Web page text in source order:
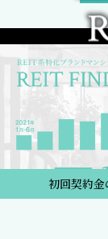
初回契約